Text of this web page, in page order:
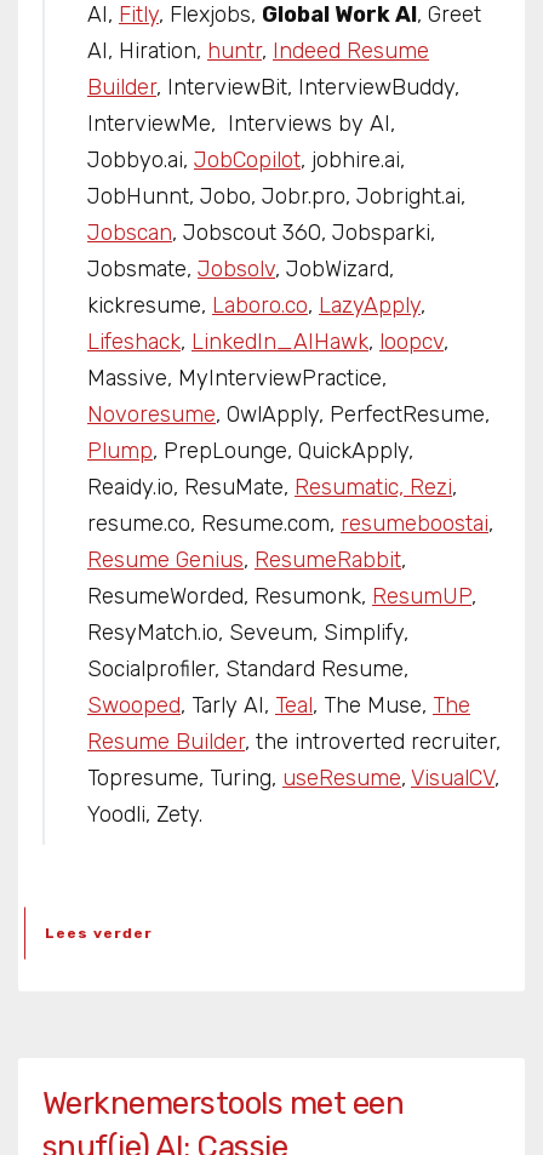
AI, Fitly, Flexjobs, Global Work AI, Greet
AI, Hiration, huntr, Indeed Resume
Builder, InterviewBit, InterviewBuddy,
InterviewMe, Interviews by AI,
Jobbyo.ai, JobCopilot, jobhire.ai,
JobHunnt, Jobo, Jobr.pro, Jobright.ai,
Jobscan, Jobscout 360, Jobsparki,
Jobsmate, Jobsolv, JobWizard,
kickresume, Laboro.co, LazyApply,
Lifeshack, LinkedIn_AIHawk, loopcv,
Massive, MyInterviewPractice,
Novoresume, OwlApply, PerfectResume,
Plump, PrepLounge, QuickApply,
Reaidy.io, ResuMate, Resumatic, Rezi,
resume.co, Resume.com, resumeboostai,
Resume Genius, ResumeRabbit,
ResumeWorded, Resumonk, ResumUP,
ResyMatch.io, Seveum, Simplify,
Socialprofiler, Standard Resume,
Swooped, Tarly AI, Teal, The Muse, The
Resume Builder, the introverted recruiter,
Topresume, Turing, useResume, VisualCV,
Yoodli, Zety.
Lees verder
Werknemerstools met een
snuf(je) AI: Cassie